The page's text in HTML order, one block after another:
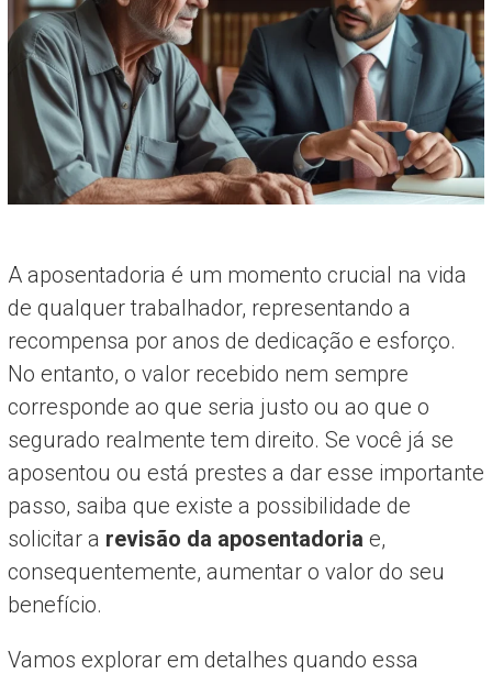
A aposentadoria é um momento crucial na vida
de qualquer trabalhador, representando a
recompensa por anos de dedicação e esforço.
No entanto, o valor recebido nem sempre
corresponde ao que seria justo ou ao que o
segurado realmente tem direito. Se você já se
aposentou ou está prestes a dar esse importante
passo, saiba que existe a possibilidade de
solicitar a revisão da aposentadoria e,
consequentemente, aumentar o valor do seu
benefício.
Vamos explorar em detalhes quando essa